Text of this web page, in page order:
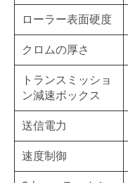
ローラー表面硬度
クロムの厚さ
トランスミッショ
ン減速ボックス
送信電力
速度制御